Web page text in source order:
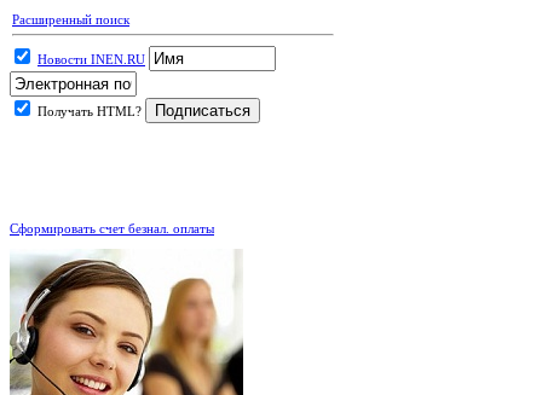
Расширенный поиск
Новости INEN.RU
Получать HTML?
Сформировать счет безнал. оплаты